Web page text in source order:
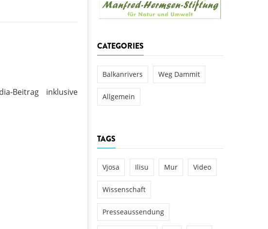
Beitrag inklusive
CATEGORIES
Balkanrivers Weg Dammit
Allgemein
TAGS
Vjosa Ilisu Mur Video
Wissenschaft
Presseaussendung